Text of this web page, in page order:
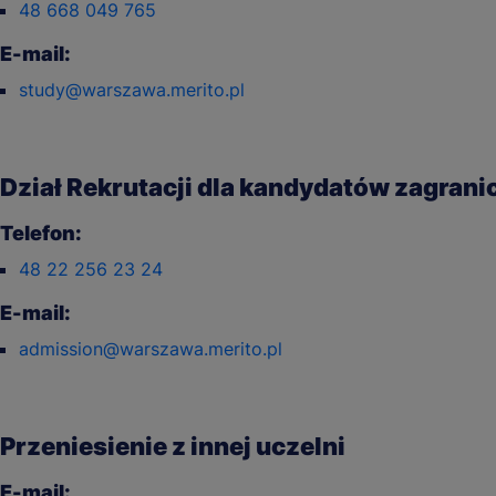
48 668 049 765
E-mail:
study@warszawa.merito.pl
Dział Rekrutacji dla kandydatów
Telefon:
48 22 256 23 24
E-mail:
admission@warszawa.merito.pl
Przeniesienie z innej uczelni